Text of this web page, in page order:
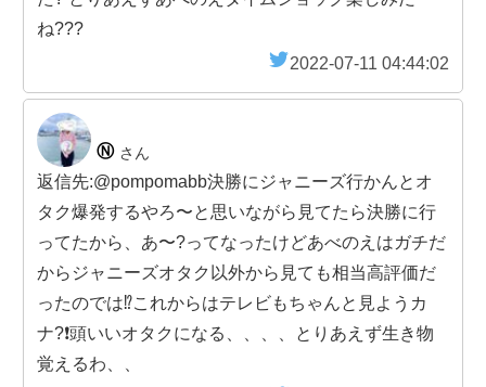
ね???
2022-07-11 04:44:02
Ⓝ さん
返信先:@pompomabb決勝にジャニーズ行かんとオ
タク爆発するやろ〜と思いながら見てたら決勝に行
ってたから、あ〜?ってなったけどあべのえはガチだ
からジャニーズオタク以外から見ても相当高評価だ
ったのでは⁉️これからはテレビもちゃんと見ようカ
ナ?❗️頭いいオタクになる、、、、とりあえず生き物
覚えるわ、、